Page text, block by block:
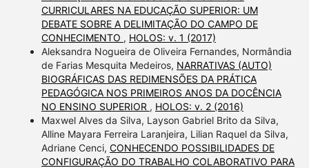
CURRICULARES NA EDUCAÇÃO SUPERIOR: UM
DEBATE SOBRE A DELIMITAÇÃO DO CAMPO DE
CONHECIMENTO , HOLOS: v. 1 (2017)
Aleksandra Nogueira de Oliveira Fernandes, Normândia
de Farias Mesquita Medeiros, NARRATIVAS (AUTO)
BIOGRÁFICAS DAS REDIMENSÕES DA PRÁTICA
PEDAGÓGICA NOS PRIMEIROS ANOS DA DOCÊNCIA
NO ENSINO SUPERIOR , HOLOS: v. 2 (2016)
Maxwel Alves da Silva, Layson Gabriel Brito da Silva,
Alline Mayara Ferreira Laranjeira, Lilian Raquel da Silva,
Adriane Cenci, CONHECENDO POSSIBILIDADES DE
CONFIGURAÇÃO DO TRABALHO COLABORATIVO PARA